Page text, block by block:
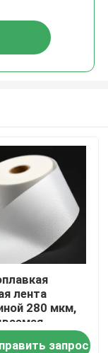
лента
280 мкм,
с
запрос